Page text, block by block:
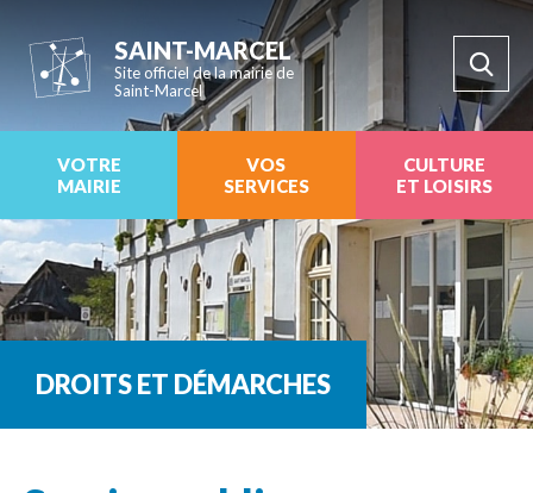
SAINT-MARCEL
Site officiel de la mairie de
Saint-Marcel
VOTRE
MAIRIE
VOS
SERVICES
CULTURE
ET LOISIRS
DROITS ET DÉMARCHES